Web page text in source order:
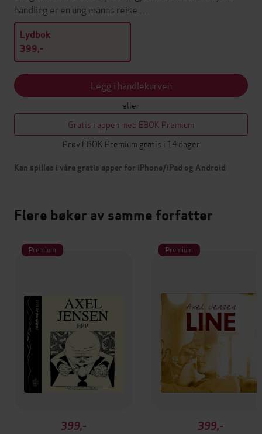
handling er en ung manns reise …
Lydbok
399,-
Legg i handlekurven
eller
Gratis i appen med EBOK Premium
Prøv EBOK Premium gratis i 14 dager
Kan spilles i våre gratis apper for iPhone/iPad og Android
Flere bøker av samme forfatter
Premium
399,-
Premium
399,-